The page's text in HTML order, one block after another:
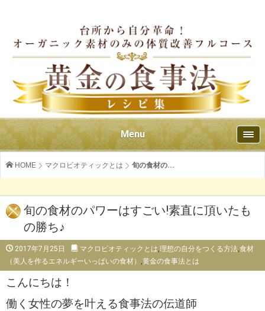
Menu
HOME マクロビオティックとは 旬の食材の...
旬の食材のパワーはすごい!素直に頂いたも
の勝ち♪
2017年7月25日 マクロビオティックとは 理想の自分をつくる方法 食材
（美人を作るエネルギーいっぱいの食材）
黄金の食事法とは
こんにちは！
働く女性の夢を叶える食事法の伝道師